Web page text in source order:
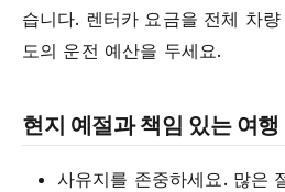
습니다. 렌터카 요금을 전체 차
도의 운전 예산을 두세요.
현지 예절과 책임 있는 여행
사유지를 존중하세요. 많은